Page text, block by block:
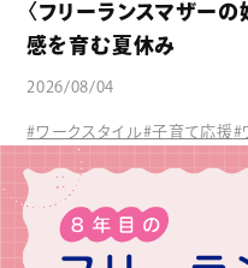
〈フリーランスマザー
感を育む夏休み
2026/08/04
#ワークスタイル#子育て応援#